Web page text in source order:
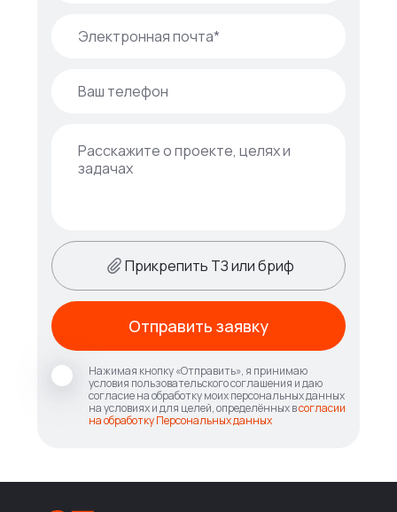
Прикрепить ТЗ или бриф
Нажимая кнопку «Отправить», я принимаю
условия пользовательского соглашения и даю
согласие на обработку моих персональных данных
на условиях и для целей, определённых всогласии
на обработку Персональных данных
Отправить заявку